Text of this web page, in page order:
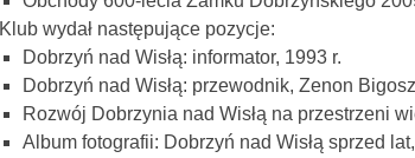
Klub wydał następujące pozycje:
Dobrzyń nad Wisłą: informator, 1993 r.
Dobrzyń nad Wisłą: przewodnik, Zenon
Rozwój Dobrzynia nad Wisłą na przestrzeni
Album fotografii: Dobrzyń nad Wisłą sprzed